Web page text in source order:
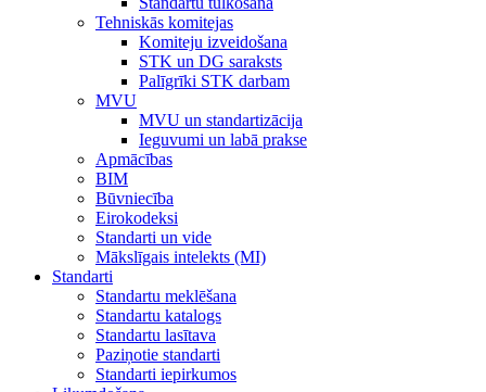
Tehniskās komitejas
Komiteju izveidošana
STK un DG saraksts
Palīgrīki STK darbam
MVU
MVU un standartizācija
Ieguvumi un labā prakse
Apmācības
BIM
Būvniecība
Eirokodeksi
Standarti un vide
Mākslīgais intelekts (MI)
Standarti
Standartu meklēšana
Standartu katalogs
Standartu lasītava
Paziņotie standarti
Standarti iepirkumos